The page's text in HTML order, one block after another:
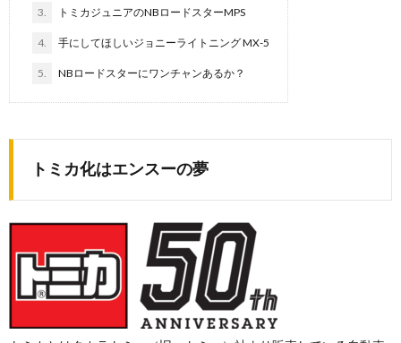
3. トミカジュニアのNBロードスターMPS
4. 手にしてほしいジョニーライトニング MX-5
5. NBロードスターにワンチャンあるか？
トミカ化はエンスーの夢